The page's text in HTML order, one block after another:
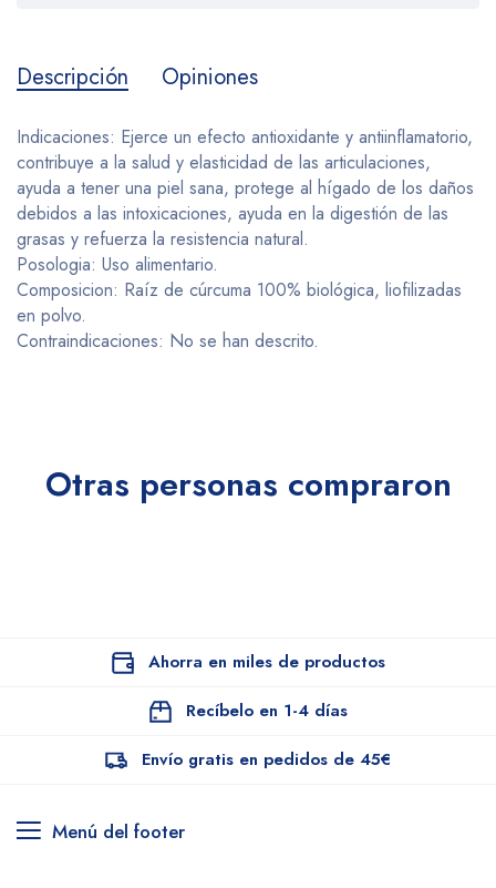
Descripción Opiniones
Indicaciones: Ejerce un efecto antioxidante y antiinflamatorio,
contribuye a la salud y elasticidad de las articulaciones,
ayuda a tener una piel sana, protege al hígado de los daños
debidos a las intoxicaciones, ayuda en la digestión de las
grasas y refuerza la resistencia natural.
Posologia: Uso alimentario.
Composicion: Raíz de cúrcuma 100% biológica, liofilizadas
en polvo.
Contraindicaciones: No se han descrito.
Otras personas compraron
Ahorra en miles de productos
Recíbelo en 1-4 días
Envío gratis en pedidos de 45€
Menú del footer